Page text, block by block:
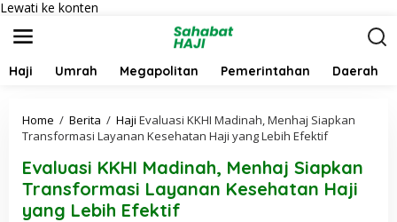
Lewati ke konten
Haji Umrah Megapolitan Pemerintahan Daerah
Home / Berita / Haji Evaluasi KKHI Madinah, Menhaj Siapkan
Transformasi Layanan Kesehatan Haji yang Lebih Efektif
Evaluasi KKHI Madinah, Menhaj Siapkan
Transformasi Layanan Kesehatan Haji
yang Lebih Efektif